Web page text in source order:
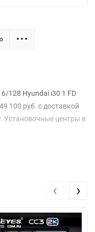
128 Hyundai i30 1 FD
100 руб. с доставкой
Установочные центры в
‹ ›